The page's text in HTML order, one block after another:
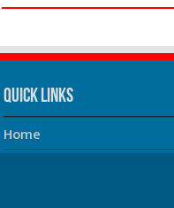
Quick Links
Home